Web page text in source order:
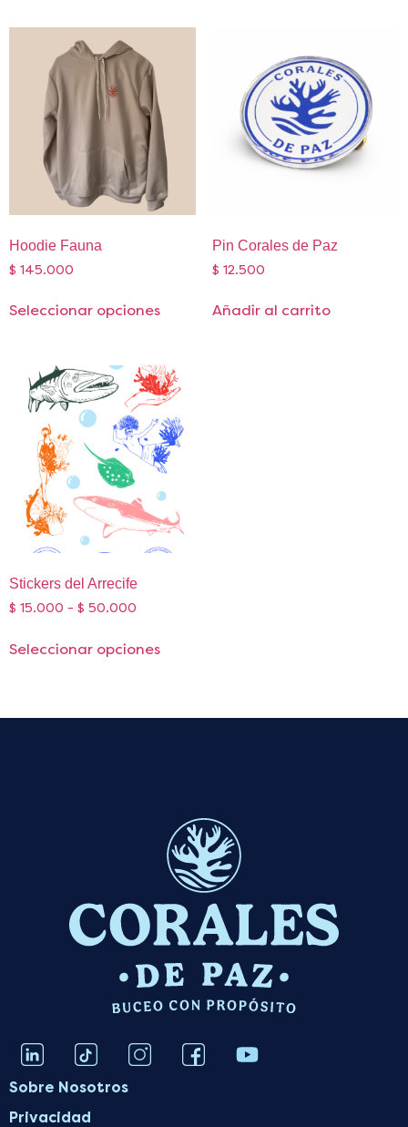
Hoodie Fauna
$ 145.000
Seleccionar opciones
Pin Corales de Paz
$ 12.500
Añadir al carrito
Stickers del Arrecife
$ 15.000 - $ 50.000
Seleccionar opciones
Sobre Nosotros
Privacidad